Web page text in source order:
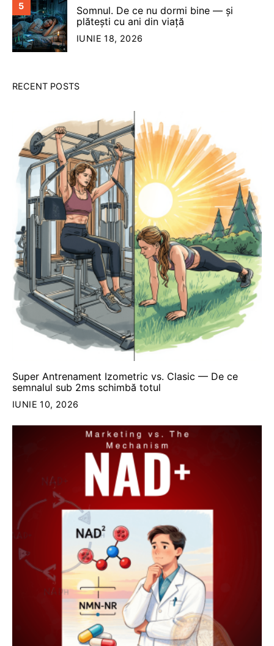
5
Somnul. De ce nu dormi bine — şi
plăteşti cu ani din viață
IUNIE 18, 2026
RECENT POSTS
Super Antrenament Izometric vs. Clasic — De ce
semnalul sub 2ms schimbă totul
IUNIE 10, 2026